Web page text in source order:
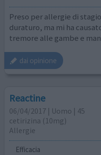
Preso per allergie di
duraturo, ma mi ha
tremore alle gambe e
dai opinione
Reactine
06/04/2017 | Uomo | 45
cetirizina (10mg)
Allergie
Efficacia